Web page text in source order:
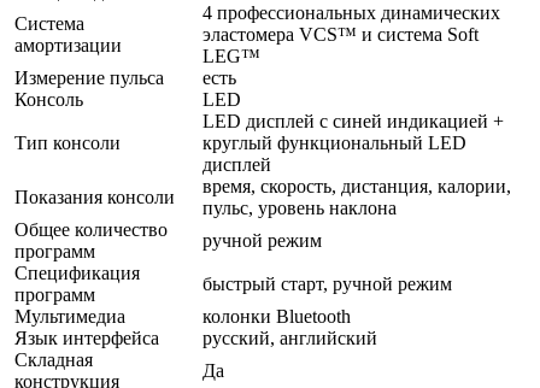
Система
амортизации
4 профессиональных динамических
эластомера VCS™ и система Soft
LEG™
Измерение пульса
есть
Консоль
LED
Тип консоли
LED дисплей с синей индикацией +
круглый функциональный LED
дисплей
Показания консоли
время, скорость, дистанция, калории,
пульс, уровень наклона
Общее количество
программ
ручной режим
Спецификация
программ
быстрый старт, ручной режим
Мультимедиа
колонки Bluetooth
Язык интерфейса
русский, английский
Складная
конструкция
Да